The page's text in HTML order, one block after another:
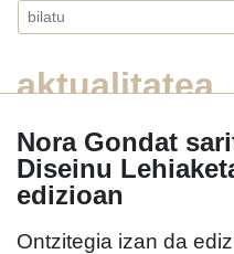
aktualitatea
Nora Gondat
Diseinu
edizioan
Ontzitegia izan da